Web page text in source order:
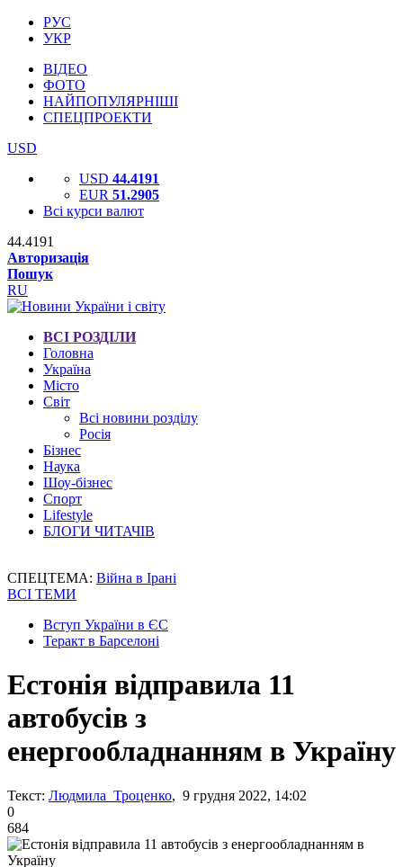
РУС
УКР
ВІДЕО
ФОТО
НАЙПОПУЛЯРНІШІ
СПЕЦПРОЕКТИ
USD
USD 44.4191
EUR 51.2905
Всі курси валют
44.4191
Авторизація
Пошук
RU
ВСІ РОЗДІЛИ
Головна
Україна
Місто
Світ
Всі новини розділу
Росія
Бізнес
Наука
Шоу-бізнес
Спорт
Lifestyle
БЛОГИ ЧИТАЧІВ
СПЕЦТЕМА: Війна в Ірані
ВСІ ТЕМИ
Вступ України в ЄС
Теракт в Барселоні
Естонія відправила 11
автобусів з
енергообладнанням в Україну
Текст: Людмила Троценко, 9 грудня 2022, 14:02
0
684